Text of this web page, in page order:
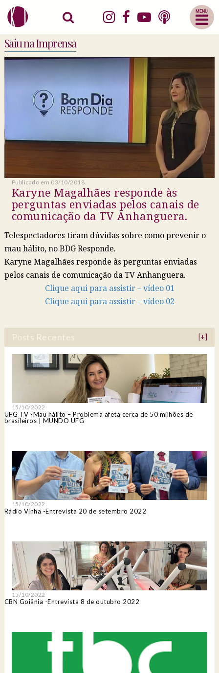
Abrir
Menu
Mobile
Saiu na Imprensa
Publicado em 03/10/2018.
Karyne Magalhães responde às
perguntas enviadas pelos canais de
comunicação da TV Anhanguera.
Telespectadores tiram dúvidas sobre como prevenir o
mau hálito, no BDG Responde.
Karyne Magalhães responde às perguntas enviadas
pelos canais de comunicação da TV Anhanguera.
Clique aqui para assistir – vídeo 01
Clique aqui para assistir – vídeo 02
Posts Recentes [+]
15/10/2022
UFG TV -Mau hálito – Problema afeta cerca de 50 milhões de
brasileiros | MUNDO UFG
15/10/2022
Rádio Vinha -Entrevista 20 de setembro 2022
15/10/2022
CBN Goiânia -Entrevista 8 de outubro 2022